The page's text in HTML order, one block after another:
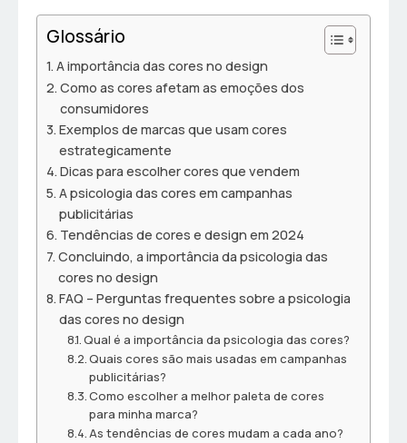
Glossário
A importância das cores no design
Como as cores afetam as emoções dos
consumidores
Exemplos de marcas que usam cores
estrategicamente
Dicas para escolher cores que vendem
A psicologia das cores em campanhas
publicitárias
Tendências de cores e design em 2024
Concluindo, a importância da psicologia das
cores no design
FAQ – Perguntas frequentes sobre a psicologia
das cores no design
Qual é a importância da psicologia das cores?
Quais cores são mais usadas em campanhas
publicitárias?
Como escolher a melhor paleta de cores
para minha marca?
As tendências de cores mudam a cada ano?